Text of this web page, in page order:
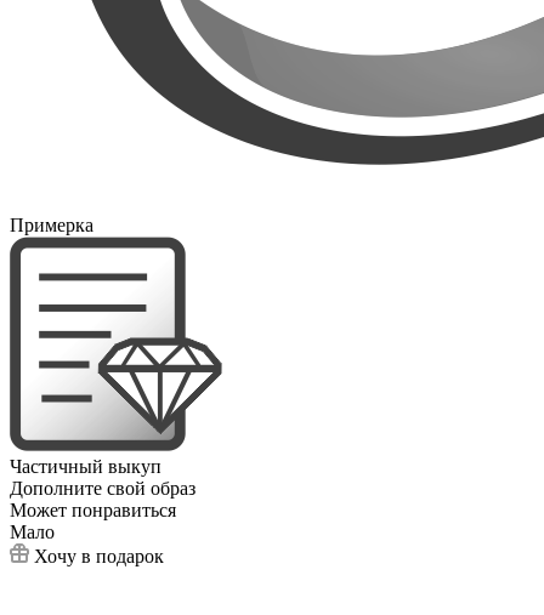
Примерка
Частичный выкуп
Дополните свой образ
Может понравиться
Мало
Хочу в подарок